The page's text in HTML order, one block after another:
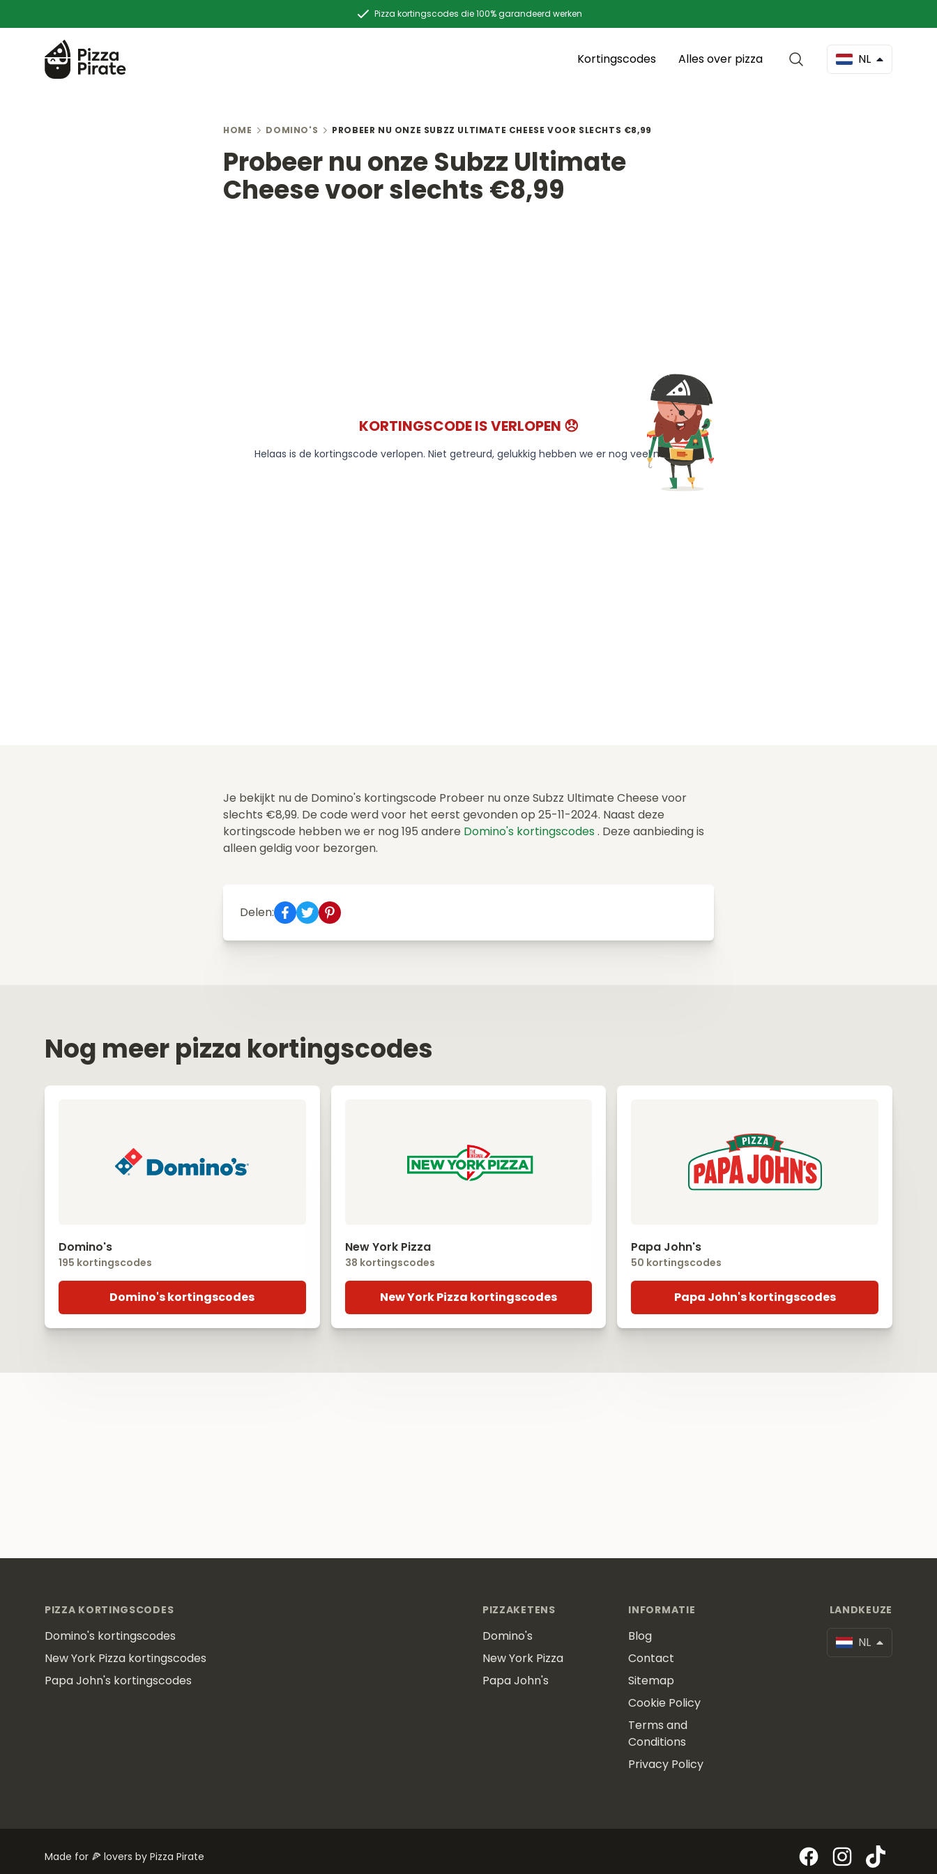
Pizza kortingscodes die 100% garandeerd werken
Kortingscodes Alles over pizza NL
HOME DOMINO'S PROBEER NU ONZE SUBZZ ULTIMATE CHEESE VOOR SLECHTS €8,99
Probeer nu onze Subzz Ultimate
Cheese voor slechts €8,99
KORTINGSCODE IS VERLOPEN 😞
Helaas is de kortingscode verlopen. Niet getreurd, gelukkig hebben we er nog veel meer!
Je bekijkt nu de Domino's kortingscode Probeer nu onze Subzz Ultimate Cheese voor
slechts €8,99. De code werd voor het eerst gevonden op 25-11-2024. Naast deze
kortingscode hebben we er nog 195 andere Domino's kortingscodes . Deze aanbieding is
alleen geldig voor bezorgen.
Delen:
Nog meer pizza kortingscodes
Domino's
195 kortingscodes
Domino's kortingscodes
New York Pizza
38 kortingscodes
New York Pizza kortingscodes
Papa John's
50 kortingscodes
Papa John's kortingscodes
PIZZA KORTINGSCODES
Domino's kortingscodes
New York Pizza kortingscodes
Papa John's kortingscodes
PIZZAKETENS
Domino's
New York Pizza
Papa John's
INFORMATIE
Blog
Contact
Sitemap
Cookie Policy
Terms and
Conditions
Privacy Policy
LANDKEUZE
NL
Made for 🍕 lovers by Pizza Pirate FacebookInstagram
TikTok